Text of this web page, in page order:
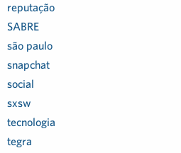
reputação
SABRE
são paulo
snapchat
social
sxsw
tecnologia
tegra